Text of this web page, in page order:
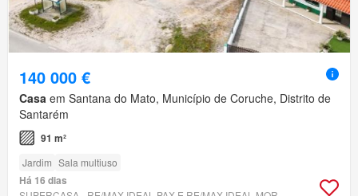
140 000 €
Casa em Santana do Mato, Município de Coruche, Distrito de
Santarém
91 m²
Jardim Sala multiuso
Há 16 dias